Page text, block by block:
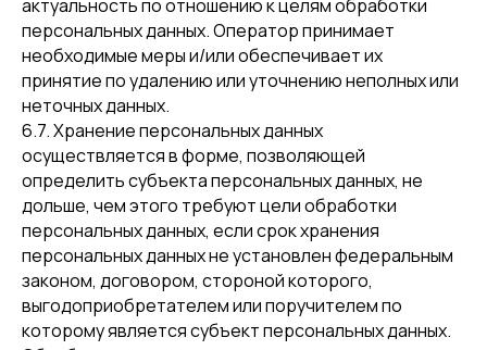
актуальность по отношению к целям обработки
персональных данных. Оператор принимает
необходимые меры и/или обеспечивает их
принятие по удалению или уточнению неполных или
неточных данных.
6.7. Хранение персональных данных
осуществляется в форме, позволяющей
определить субъекта персональных данных, не
дольше, чем этого требуют цели обработки
персональных данных, если срок хранения
персональных данных не установлен федеральным
законом, договором, стороной которого,
выгодоприобретателем или поручителем по
которому является субъект персональных данных.